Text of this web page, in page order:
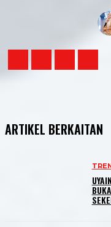
ARTIKEL BERKAITAN